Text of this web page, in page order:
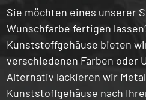
Sie möchten eines unserer
Wunschfarbe fertigen
Kunststoffgehäuse bieten
verschiedenen Farben oder
Alternativ lackieren wir
Kunststoffgehäuse nach